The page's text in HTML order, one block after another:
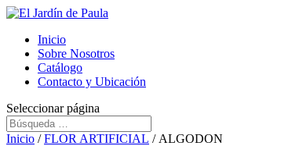
Inicio
Sobre Nosotros
Catálogo
Contacto y Ubicación
Seleccionar página
Inicio /FLOR ARTIFICIAL / ALGODON